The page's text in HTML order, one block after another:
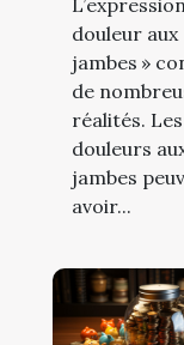
douleur aux
jambes »
de
réalités. Les
douleurs
jambes
avoir...